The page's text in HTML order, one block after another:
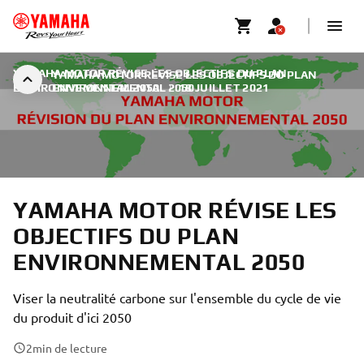
YAMAHA MOTOR RÉVISE LES OBJECTIFS DU PLAN
ENVIRONNEMENTAL 2050
YAMAHA MOTOR RÉVISE LES OBJECTIFS DU PLAN
ENVIRONNEMENTAL 2050 | 18 JUILLET 2021
YAMAHA MOTOR RÉVISE LES
OBJECTIFS DU PLAN
ENVIRONNEMENTAL 2050
Viser la neutralité carbone sur l'ensemble du cycle de vie
du produit d'ici 2050
2min de lecture